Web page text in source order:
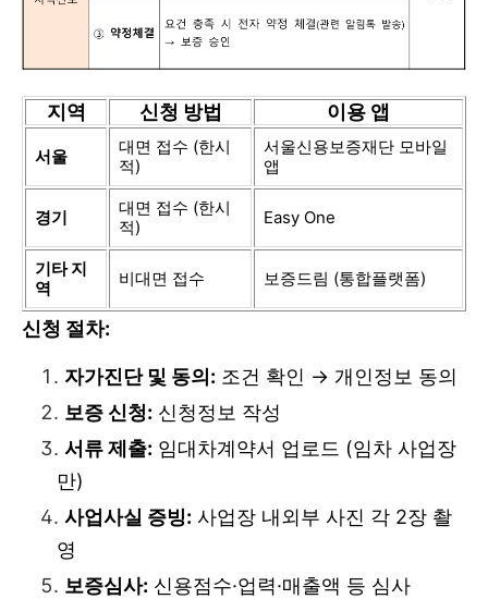
지역 신청 방법 이용 앱
서울
대면 접수 (한시
적)
서울신용보증재단 모바일
앱
경기
대면 접수 (한시
적)
Easy One
기타 지
역
비대면 접수 보증드림 (통합플랫폼)
신청 절차:
자가진단 및 동의: 조건 확인 → 개인정보 동의
보증 신청: 신청정보 작성
서류 제출: 임대차계약서 업로드 (임차 사업장
만)
사업사실 증빙: 사업장 내외부 사진 각 2장 촬
영
보증심사: 신용점수·업력·매출액 등 심사